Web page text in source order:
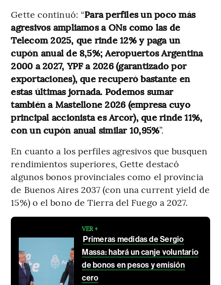
Gette continuó: “Para perfiles un poco más
agresivos ampliamos a ONs como las de
Telecom 2025, que rinde 12% y paga un
cupón anual de 8,5%; Aeropuertos Argentina
2000 a 2027, YPF a 2026 (garantizado por
exportaciones), que recuperó bastante en
estas últimas jornada. Podemos sumar
también a Mastellone 2026 (empresa cuyo
principal accionista es Arcor), que rinde 11%,
con un cupón anual similar 10,95%”.
En cuanto a los perfiles agresivos que busquen
rendimientos superiores, Gette destacó
algunos bonos provinciales como el provincia
de Buenos Aires 2037 (con una current yield de
15%) o el bono de Tierra del Fuego a 2027.
VER +
Primeras medidas de Sergio
Massa: habrá un canje voluntario
de bonos en pesos y emisión
cero